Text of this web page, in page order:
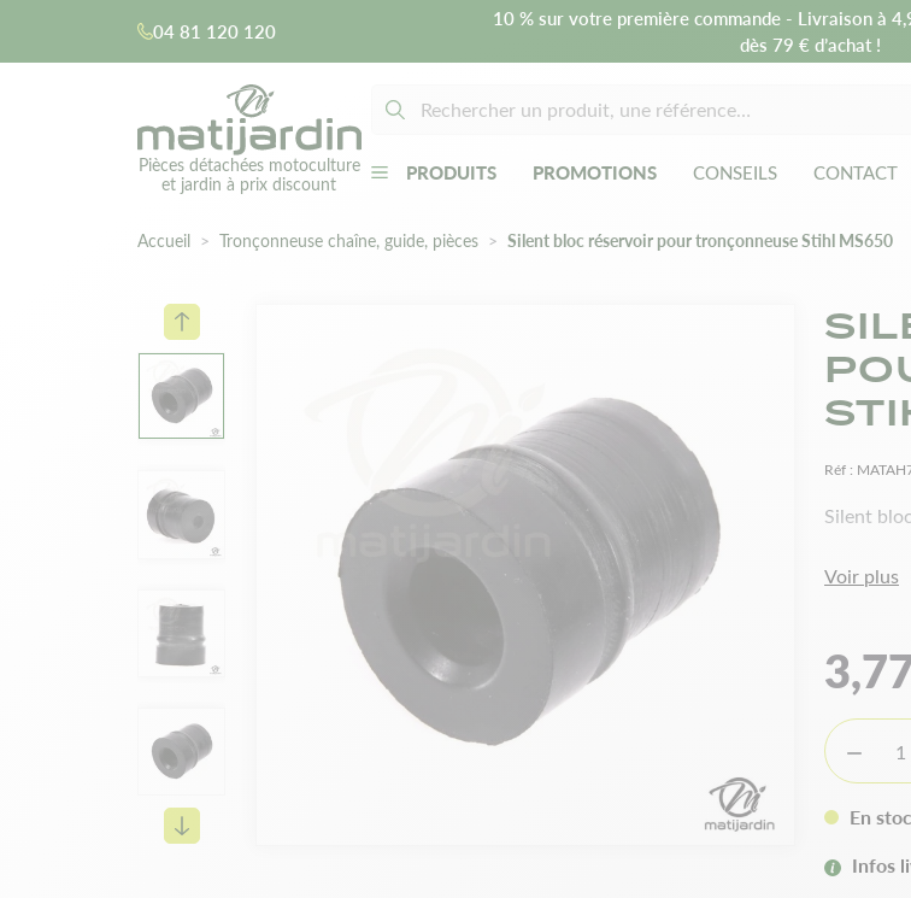
04 81 120 120
10 % sur votre première commande - Livraison à
dès 79 € d’achat !
Pièces détachées motoculture
et jardin à prix discount
PRODUITS PROMOTIONS CONSEILS CONTACT
Accueil Tronçonneuse chaîne, guide, pièces Silent bloc réservoir pour tronçonneuse Stihl MS650
Réf :
Silent
Voir plus

En
Infos